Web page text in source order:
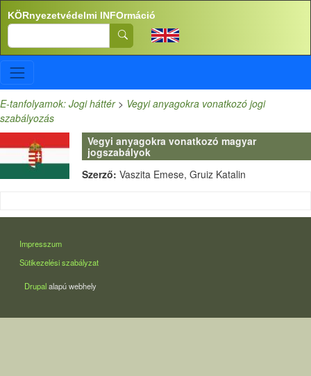
Ugrás a tartalomra
KÖRnyezetvédelmi INFOrmáció
Search
E-tanfolyamok: Jogi háttér> Vegyi anyagokra vonatkozó jogi
szabályozás
Vegyi anyagokra vonatkozó magyar
jogszabályok
Szerző: Vaszita Emese, Gruiz Katalin
LÁBLÉC
Impresszum
Sütikezelési szabályzat
Drupalalapú webhely